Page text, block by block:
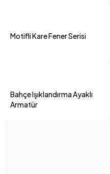
Motifli Kare Fener Serisi
Bahçe Işıklandırma Ayaklı
Armatür